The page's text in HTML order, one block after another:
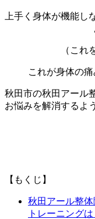
上手く身体が機能し
（これ
これが身体の
秋田市の秋田アール
お悩みを解消するよ
【もくじ】
秋田アール整
トレーニング